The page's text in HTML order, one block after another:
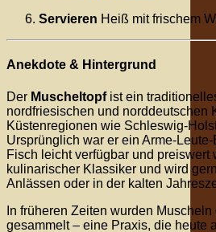
Servieren Heiß mit frischem
Anekdote & Hintergrund
Der Muscheltopfist ein
nordfriesischen und norddeutschen
Küstenregionen wie Schleswig-
Ursprünglich war er ein Arme-
Fisch leicht verfügbar und preiswert
kulinarischer Klassiker und wird
Anlässen oder in der kalten
In früheren Zeiten wurden Muscheln
gesammelt – eine Praxis, die heute